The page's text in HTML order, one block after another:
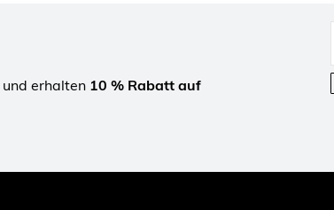
erhalten 10 % Rabatt auf